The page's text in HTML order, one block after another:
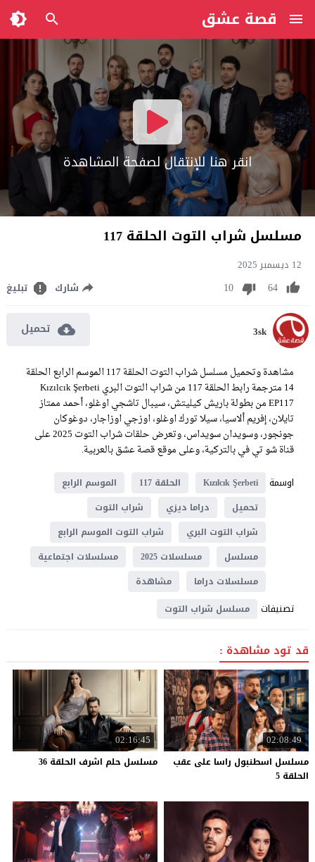
قصة عشق
انقر هنا للإنتقال لصفحة المشاهدة
مسلسل شراب التوت الحلقة 117
12 ديسمبر 2025
64
10 شارك تبليغ
3sk تحميل
مشاهدة وتحميل مسلسل شراب التوت الحلقة 117 الموسم الرابع الحلقة
14 مترجمة رابط الحلقة 117 من شراب التوت البري Kızılcık Şerbeti
EP117 من بطولة باريش كيليتش، سيبال تاشجي اوغلو، أحمد ممتاز
تايلان، إفريم ألاسيا، سيلا تورك اوغلو، اوزجي اوزاجار، دوغوكان
جونجور، وسويدان سويداس، وتعرض حلقات شراب التوت 2025 على
قناة شو تي في بالتركية، وعلى موقع قصة عشق بالعربية.
اوسمة
Kızılcık Şerbeti الحلقة 117
الموسم الرابع
تحميل
دراما ديزي
شراب التوت
شراب التوت البري
شراب التوت الموسم الرابع
مسلسل
مسلسلات 2025
مسلسلات اجتماعية
مسلسلات دراما
مشاهدة
تصنيفات مسلسل شراب التوت
قد تود مشاهدة :
02:08:49
مسلسل اسطنبول راسا على عقب
الحلقة 5
02:16:45
مسلسل حلم اشرف الحلقة 36